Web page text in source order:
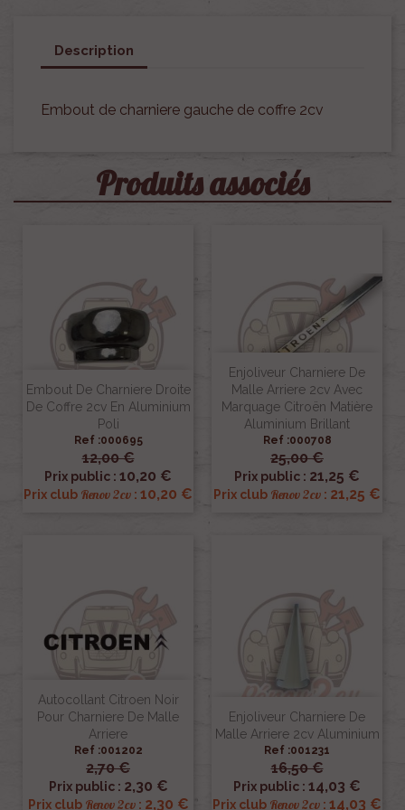
Description
Embout de charniere gauche de coffre 2cv
Produits associés
Embout De Charniere Droite
De Coffre 2cv En Aluminium
Poli
Ref :000695
12,00 €
Prix public : 10,20 €
Prix club Renov 2cv : 10,20 €
Enjoliveur Charniere De
Malle Arriere 2cv Avec
Marquage Citroën Matière
Aluminium Brillant
Ref :000708
25,00 €
Prix public : 21,25 €
Prix club Renov 2cv : 21,25 €
Autocollant Citroen Noir
Pour Charniere De Malle
Arriere
Ref :001202
2,70 €
Prix public : 2,30 €
Prix club Renov 2cv: 2,30 €
Enjoliveur Charniere De
Malle Arriere 2cv Aluminium
Ref :001231
16,50 €
Prix public : 14,03 €
Prix club Renov 2cv : 14,03 €